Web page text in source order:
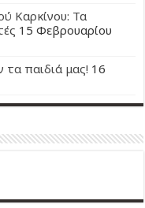
Καρκίνου: Τα
15 Φεβρουαρίου
παιδιά μας! 16